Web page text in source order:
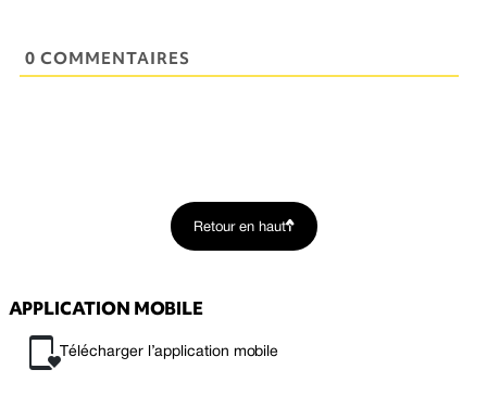
0 COMMENTAIRES
Retour en haut
APPLICATION MOBILE
Télécharger l’application mobile